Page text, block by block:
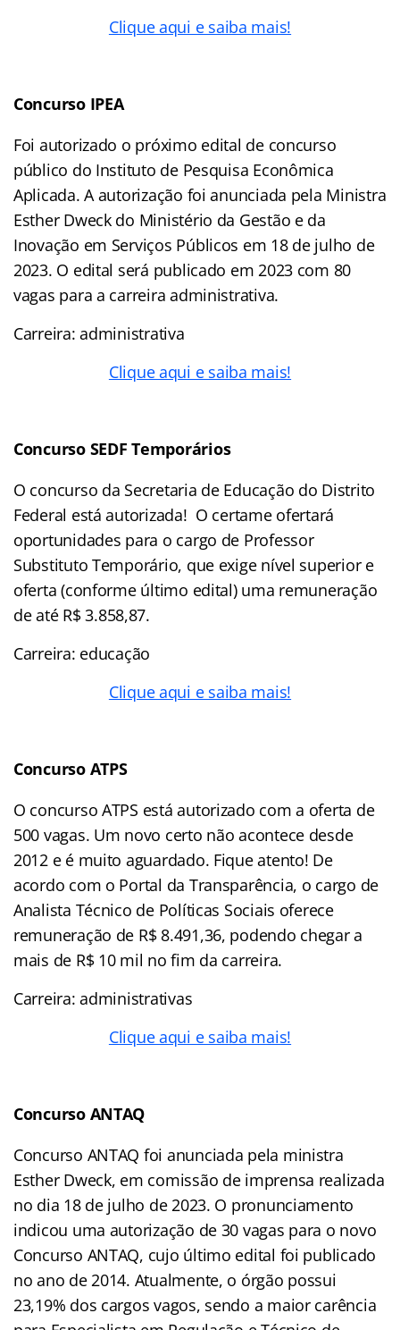
Clique aqui e saiba mais!
Concurso IPEA
Foi autorizado o próximo edital de concurso
público do Instituto de Pesquisa Econômica
Aplicada. A autorização foi anunciada pela Ministra
Esther Dweck do Ministério da Gestão e da
Inovação em Serviços Públicos em 18 de julho de
2023. O edital será publicado em 2023 com 80
vagas para a carreira administrativa.
Carreira: administrativa
Clique aqui e saiba mais!
Concurso SEDF Temporários
O concurso da Secretaria de Educação do Distrito
Federal está autorizada! O certame ofertará
oportunidades para o cargo de Professor
Substituto Temporário, que exige nível superior e
oferta (conforme último edital) uma remuneração
de até R$ 3.858,87.
Carreira: educação
Clique aqui e saiba mais!
Concurso ATPS
O concurso ATPS está autorizado com a oferta de
500 vagas. Um novo certo não acontece desde
2012 e é muito aguardado. Fique atento! De
acordo com o Portal da Transparência, o cargo de
Analista Técnico de Políticas Sociais oferece
remuneração de R$ 8.491,36, podendo chegar a
mais de R$ 10 mil no fim da carreira.
Carreira: administrativas
Clique aqui e saiba mais!
Concurso ANTAQ
Concurso ANTAQ foi anunciada pela ministra
Esther Dweck, em comissão de imprensa realizada
no dia 18 de julho de 2023. O pronunciamento
indicou uma autorização de 30 vagas para o novo
Concurso ANTAQ, cujo último edital foi publicado
no ano de 2014. Atualmente, o órgão possui
23,19% dos cargos vagos, sendo a maior carência